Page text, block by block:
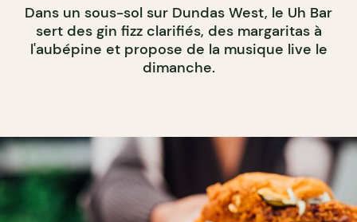
Dans un sous-sol sur Dundas West, le Uh Bar
sert des gin fizz clarifiés, des margaritas à
l'aubépine et propose de la musique live le
dimanche.